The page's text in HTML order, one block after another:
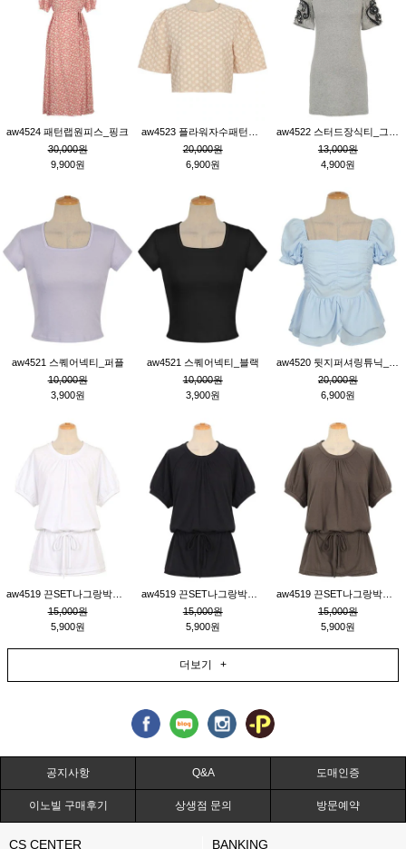
aw4524 패턴랩원피스_핑크
30,000원
9,900원
20,000원
6,900원
13,000원
4,900원
aw4521 스퀘어넥티_퍼플
10,000원
3,900원
aw4521 스퀘어넥티_블랙
10,000원
3,900원
20,000원
6,900원
15,000원
5,900원
15,000원
5,900원
15,000원
5,900원
더보기 +
공지사항 Q&A 도매인증
이노빌 구매후기 상생점 문의 방문예약
CS CENTER BANKING